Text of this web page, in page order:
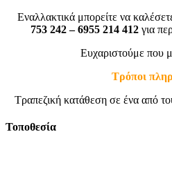
Εναλλακτικά μπορείτε να
753 242 – 6955 214 412για
Ευχαριστούμε που
Τρόποι
Τραπεζική κατάθεση σε ένα από
Τοποθεσία